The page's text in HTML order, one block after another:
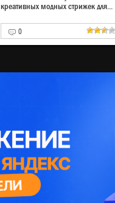
креативных модных стрижек для...
0